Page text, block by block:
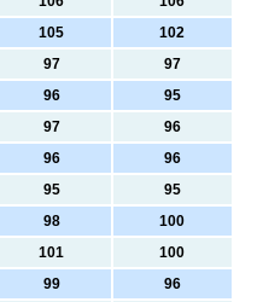
105
102
97
97
96
95
97
96
96
96
95
95
98
100
101
100
99
96